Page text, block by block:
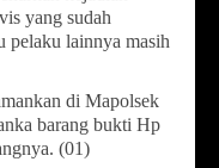
yang sudah
pelaku lainnya masih
di Mapolsek
barang bukti Hp
(01)